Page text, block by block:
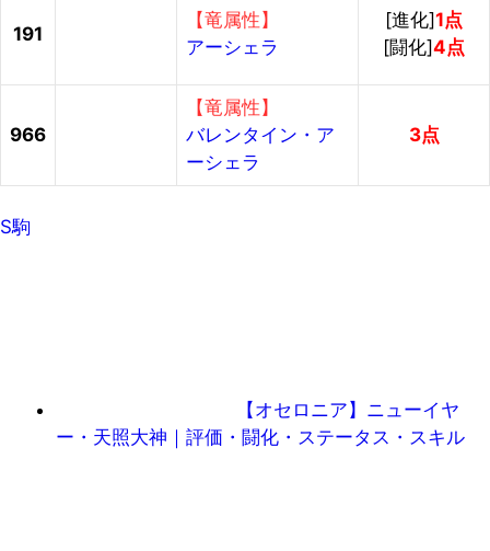
191
【竜属性】
アーシェラ
[進化]1点
[闘化]4点
966
【竜属性】
バレンタイン・ア
ーシェラ
3点
S駒
【オセロニア】ニューイヤ
ー・天照大神｜評価・闘化・ステータス・スキル